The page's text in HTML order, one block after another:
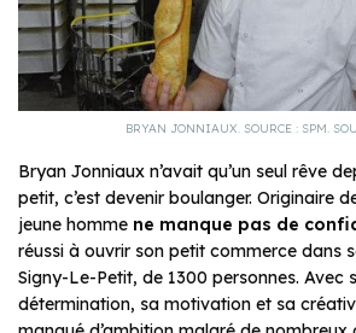
BRYAN JONNIAUX. SOURCE : SPM.
Bryan Jonniaux n’avait qu’un seul rêve
petit, c’est devenir boulanger. Originaire
jeune homme ne manque pas de
réussi à ouvrir son petit commerce dans
Signy-Le-Petit, de 1300 personnes. Avec
détermination, sa motivation et sa